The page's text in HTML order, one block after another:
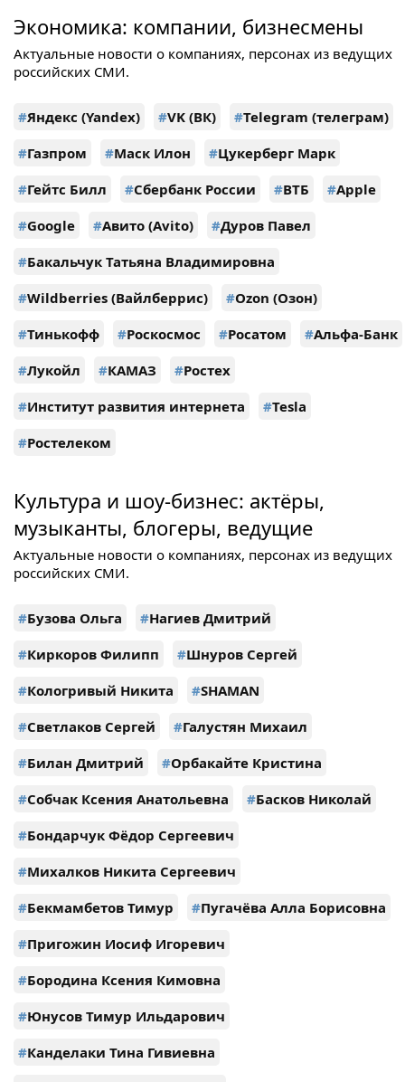
Экономика: компании, бизнесмены
Актуальные новости о компаниях, персонах из ведущих
российских СМИ.
#Яндекс (Yandex) #VK (ВК) #Telegram (телеграм)
#Газпром #Маск Илон #Цукерберг Марк
#Гейтс Билл #Сбербанк России #ВТБ #Apple
#Google #Авито (Avito) #Дуров Павел
#Бакальчук Татьяна Владимировна
#Wildberries (Вайлберрис) #Ozon (Озон)
#Тинькофф #Роскосмос #Росатом #Альфа-Банк
#Лукойл #КАМАЗ #Ростех
#Институт развития интернета #Tesla
#Ростелеком
Культура и шоу-бизнес: актёры,
музыканты, блогеры, ведущие
Актуальные новости о компаниях, персонах из ведущих
российских СМИ.
#Бузова Ольга #Нагиев Дмитрий
#Киркоров Филипп #Шнуров Сергей
#Кологривый Никита #SHAMAN
#Светлаков Сергей #Галустян Михаил
#Билан Дмитрий #Орбакайте Кристина
#Собчак Ксения Анатольевна #Басков Николай
#Бондарчук Фёдор Сергеевич
#Михалков Никита Сергеевич
#Бекмамбетов Тимур #Пугачёва Алла Борисовна
#Пригожин Иосиф Игоревич
#Бородина Ксения Кимовна
#Юнусов Тимур Ильдарович
#Канделаки Тина Гивиевна